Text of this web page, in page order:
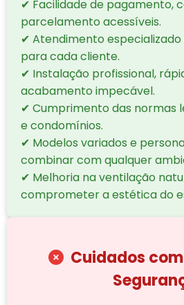
✔ Facilidade de pagamento,
parcelamento acessíveis.
✔ Atendimento
para cada cliente.
✔ Instalação profissional,
acabamento impecável.
✔ Cumprimento das normas
e condomínios.
✔ Modelos variados e
combinar com qualquer
✔ Melhoria na ventilação
comprometer a estética do
Cuidados